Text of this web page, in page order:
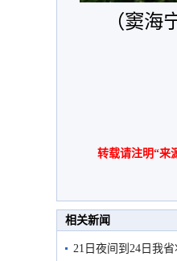
（窦海
转载请注明“来
相关新闻
21日夜间到24日我